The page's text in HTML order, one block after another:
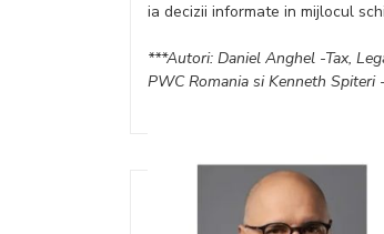
ia decizii informate in mijlocul
***Autori: Daniel Anghel -Tax,
PWC Romania si Kenneth Spiteri